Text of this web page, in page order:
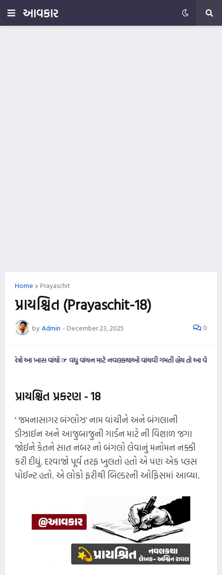
આવકાર
Home Prayaschit
પ્રાયશ્ચિત (Prayaschit-18)
byAdmin - December 23, 2025 0
આ ખાસ વાંચો ☞ વધુ વાંચન માટે નવલકથાઓ વાંચવી ગમતી હોય તો આ વેબસાઈટને
પ્રાયશ્ચિત પ્રકરણ - 18
' જમનાસાગર બંગ્લોઝ' નામ વાંચીને અને બંગલાની
ડીઝાઈન અને આજુબાજુની ગાર્ડન માટે ની વિશાળ જગા
જોઈને કેતને સાત નંબર નો બંગલો લેવાનું મનોમન નક્કી
કરી દીધું. દરવાજો પૂર્વ તરફ ખુલતો હતો એ પણ એક પ્લસ
પોઈન્ટ હતો. એ લોકો ફરીથી બિલ્ડરની ઓફિસમાં આવ્યા.